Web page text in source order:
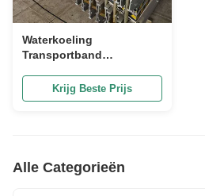
Waterkoeling
Transportband
Automatische
transportbandverbindingsmachine
Krijg Beste Prijs
Alle Categorieën